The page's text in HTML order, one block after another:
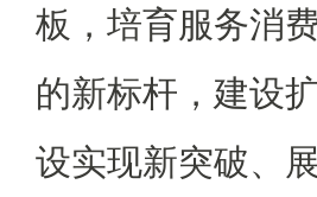
板，培育服务消
的新标杆，建设
设实现新突破、